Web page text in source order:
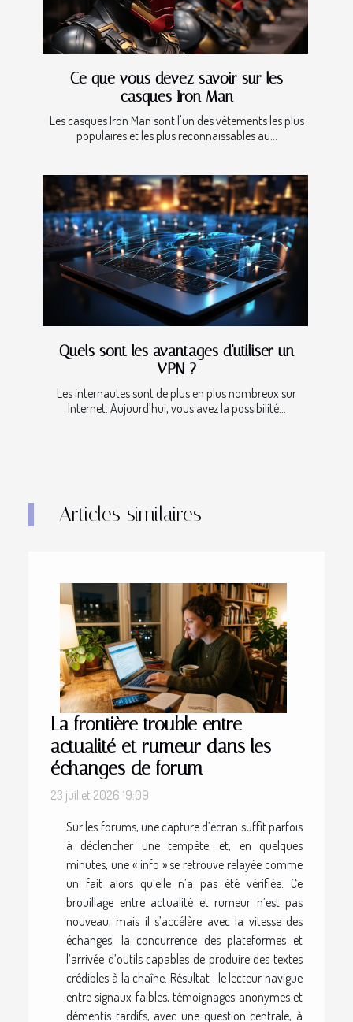
Ce que vous devez savoir sur les
casques Iron Man
Les casques Iron Man sont l'un des vêtements les plus
populaires et les plus reconnaissables au...
Quels sont les avantages d'utiliser un
VPN ?
Les internautes sont de plus en plus nombreux sur
Internet. Aujourd’hui, vous avez la possibilité...
Articles similaires
La frontière trouble entre
actualité et rumeur dans les
échanges de forum
23 juillet 2026 19:09
Sur les forums, une capture d’écran suffit parfois
à déclencher une tempête, et, en quelques
minutes, une « info » se retrouve relayée comme
un fait alors qu’elle n’a pas été vérifiée. Ce
brouillage entre actualité et rumeur n’est pas
nouveau, mais il s’accélère avec la vitesse des
échanges, la concurrence des plateformes et
l’arrivée d’outils capables de produire des textes
crédibles à la chaîne. Résultat : le lecteur navigue
entre signaux faibles, témoignages anonymes et
démentis tardifs, avec une question centrale, à